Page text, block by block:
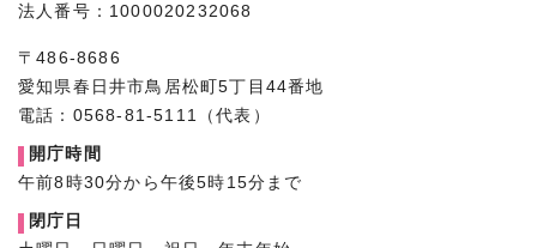
法人番号：1000020232068
〒486-8686
愛知県春日井市鳥居松町5丁目44番地
電話：0568-81-5111（代表）
開庁時間
午前8時30分から午後5時15分まで
閉庁日